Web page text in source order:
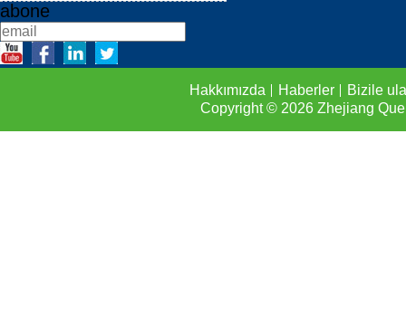
abone
Hakkımızda Haberler
Bizile
Copyright © 2026Zhejiang